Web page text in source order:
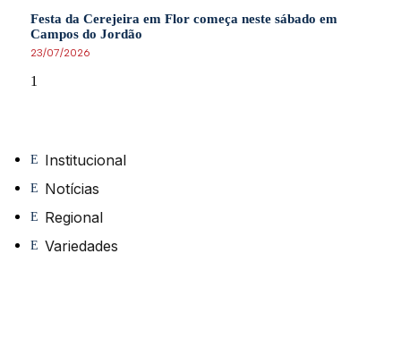
Festa da Cerejeira em Flor começa neste sábado em
Campos do Jordão
23/07/2026
Institucional
Notícias
Regional
Variedades